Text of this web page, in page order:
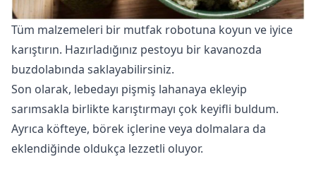
Tüm malzemeleri bir mutfak robotuna koyun ve iyice
karıştırın. Hazırladığınız pestoyu bir kavanozda
buzdolabında saklayabilirsiniz.
Son olarak, lebedayı pişmiş lahanaya ekleyip
sarımsakla birlikte karıştırmayı çok keyifli buldum.
Ayrıca köfteye, börek içlerine veya dolmalara da
eklendiğinde oldukça lezzetli oluyor.